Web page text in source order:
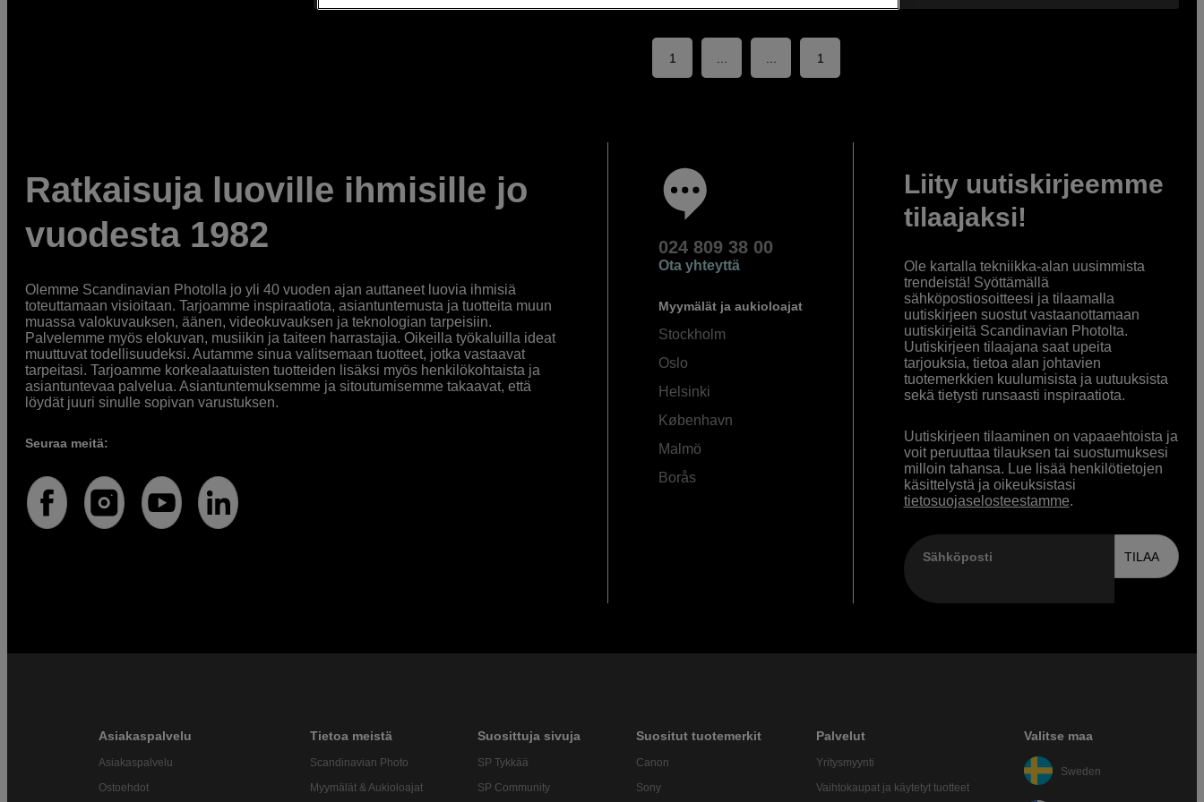
1 1
Ratkaisuja luoville ihmisille jo
vuodesta 1982
Olemme Scandinavian Photolla jo yli 40 vuoden ajan auttaneet luovia ihmisiä
toteuttamaan visioitaan. Tarjoamme inspiraatiota, asiantuntemusta ja tuotteita muun
muassa valokuvauksen, äänen, videokuvauksen ja teknologian tarpeisiin.
Palvelemme myös elokuvan, musiikin ja taiteen harrastajia. Oikeilla työkaluilla ideat
muuttuvat todellisuudeksi. Autamme sinua valitsemaan tuotteet, jotka vastaavat
tarpeitasi. Tarjoamme korkealaatuisten tuotteiden lisäksi myös henkilökohtaista ja
asiantuntevaa palvelua. Asiantuntemuksemme ja sitoutumisemme takaavat, että
löydät juuri sinulle sopivan varustuksen.
Seuraa meitä:
024 809 38 00
Ota yhteyttä
Myymälät ja aukioloajat
Stockholm
Oslo
Helsinki
København
Malmö
Borås
Liity uutiskirjeemme
tilaajaksi!
Ole kartalla tekniikka-alan uusimmista
trendeistä! Syöttämällä
sähköpostiosoitteesi ja tilaamalla
uutiskirjeen suostut vastaanottamaan
uutiskirjeitä Scandinavian Photolta.
Uutiskirjeen tilaajana saat upeita
tarjouksia, tietoa alan johtavien
tuotemerkkien kuulumisista ja uutuuksista
sekä tietysti runsaasti inspiraatiota.
Uutiskirjeen tilaaminen on vapaaehtoista ja
voit peruuttaa tilauksen tai suostumuksesi
milloin tahansa. Lue lisää henkilötietojen
käsittelystä ja oikeuksistasi
tietosuojaselosteestamme.
Sähköposti TILAA
Asiakaspalvelu
Asiakaspalvelu
Ostoehdot
Tietoa meistä
Scandinavian Photo
Myymälät & Aukioloajat
Suosittuja sivuja
SP Tykkää
SP Community
Suositut tuotemerkit
Canon
Sony
Palvelut
Yritysmyynti
Vaihtokaupat ja käytetyt tuotteet
Valitse maa
Sweden